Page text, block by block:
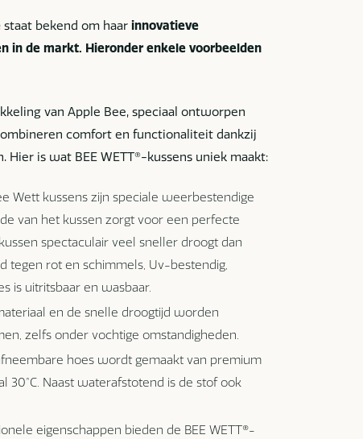
staat bekend om haar innovatieve
in de markt. Hieronder enkele voorbeelden
van Apple Bee, speciaal ontworpen
comfort en functionaliteit dankzij
is wat BEE WETT®-kussens uniek maakt:
Wett kussens zijn speciale weerbestendige
van het kussen zorgt voor een perfecte
spectaculair veel sneller droogt dan
tegen rot en schimmels, Uv-bestendig,
is uitritsbaar en wasbaar.
en de snelle droogtijd worden
zelfs onder vochtige omstandigheden.
hoes wordt gemaakt van premium
30°C. Naast waterafstotend is de stof ook
eigenschappen bieden de BEE WETT®-